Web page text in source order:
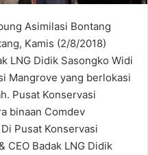
Asimilasi Bontang
Kamis (2/8/2018)
LNG Didik Sasongko Widi
Mangrove yang berlokasi
Pusat Konservasi
binaan Comdev
Pusat Konservasi
Badak LNG Didik